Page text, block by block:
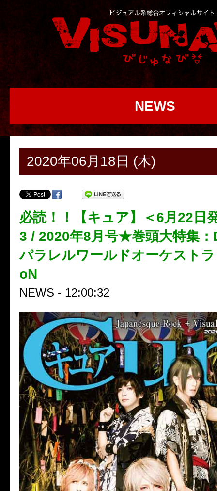
NEWS
2020年06月18日 (木)
必読！！【キュア】＜6月22日
3 / 2020年8月号★巻頭大特集
パラレルワールドオーケスト
oN
NEWS - 12:00:32